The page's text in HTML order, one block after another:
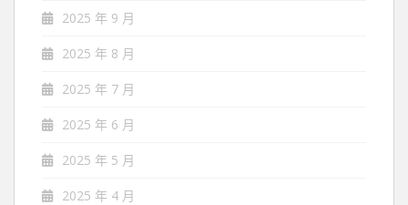
2025 年 9 月
2025 年 8 月
2025 年 7 月
2025 年 6 月
2025 年 5 月
2025 年 4 月